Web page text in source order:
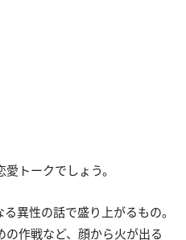
トークでしょう。
異性の話で盛り上がるもの。
作戦など、顔から火が出る